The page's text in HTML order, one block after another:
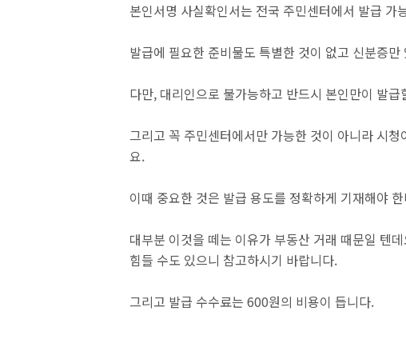
본인서명 사실확인서는 전국 주민센터에서 발급 가
발급에 필요한 준비물도 특별한 것이 없고 신분증만
다만, 대리인으로 불가능하고 반드시 본인만이 발
그리고 꼭 주민센터에서만 가능한 것이 아니라 시
요.
이때 중요한 것은 발급 용도를 정확하게 기재해야
대부분 이것을 떼는 이유가 부동산 거래 때문일 텐
힘들 수도 있으니 참고하시기 바랍니다.
그리고 발급 수수료는 600원의 비용이 듭니다.